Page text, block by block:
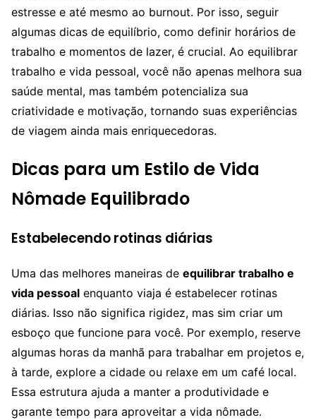
estresse e até mesmo ao burnout. Por isso, seguir
algumas dicas de equilíbrio, como definir horários de
trabalho e momentos de lazer, é crucial. Ao equilibrar
trabalho e vida pessoal, você não apenas melhora sua
saúde mental, mas também potencializa sua
criatividade e motivação, tornando suas experiências
de viagem ainda mais enriquecedoras.
Dicas para um Estilo de Vida
Nômade Equilibrado
Estabelecendo rotinas diárias
Uma das melhores maneiras de equilibrar trabalho e
vida pessoal enquanto viaja é estabelecer rotinas
diárias. Isso não significa rigidez, mas sim criar um
esboço que funcione para você. Por exemplo, reserve
algumas horas da manhã para trabalhar em projetos e,
à tarde, explore a cidade ou relaxe em um café local.
Essa estrutura ajuda a manter a produtividade e
garante tempo para aproveitar a vida nômade.